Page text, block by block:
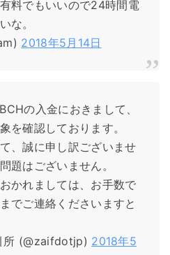
料でもいいので24時間電
な。
2018年5月14日
の入金におきまして、
を確認しております。
、誠に申し訳ございませ
題はございません。
かれましては、お手数で
でご連絡くださいますと
所 (@zaifdotjp) 2018年5